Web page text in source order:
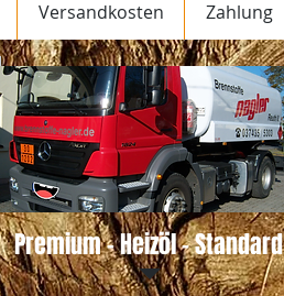
Versandkosten Zahlung
Premium - Heizöl - Standard